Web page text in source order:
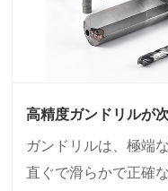
高精度ガンドリルが
ガンドリルは、極端
直ぐで滑らかで正確